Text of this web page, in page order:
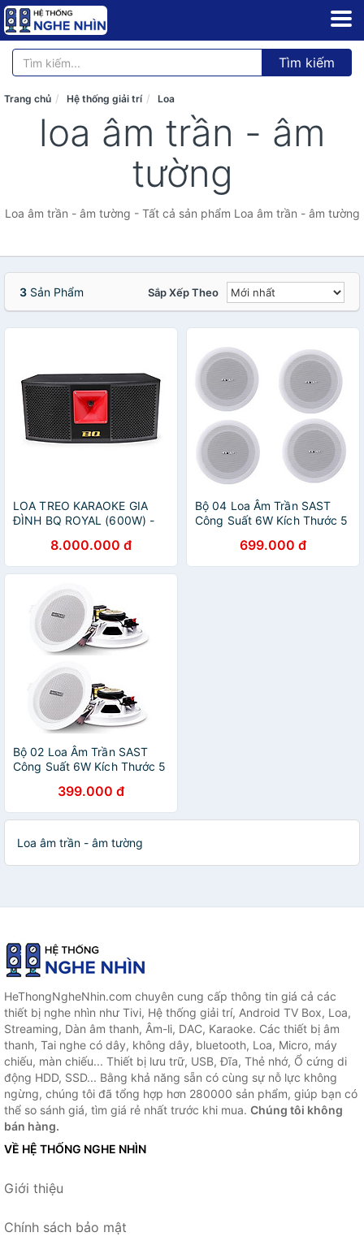
Tìm kiếm
Trang chủ Hệ thống giải trí Loa
loa âm trần - âm
tường
Loa âm trần - âm tường - Tất cả sản phẩm Loa âm trần - âm tường
3 Sản Phẩm Sắp Xếp Theo
LOA TREO KARAOKE GIA
ĐÌNH BQ ROYAL (600W) -
8.000.000 đ
Bộ 04 Loa Âm Trần SAST
Công Suất 6W Kích Thước 5
Hàng Nhập Khẩu
699.000 đ
Bộ 02 Loa Âm Trần SAST
Công Suất 6W Kích Thước 5
Hàng Nhập Khẩu
399.000 đ
Loa âm trần - âm tường
HeThongNgheNhin.com chuyên cung cấp thông tin giá cả các
thiết bị nghe nhìn như Tivi, Hệ thống giải trí, Android TV Box, Loa,
Streaming, Dàn âm thanh, Âm-li, DAC, Karaoke. Các thiết bị âm
thanh, Tai nghe có dây, không dây, bluetooth, Loa, Micro, máy
chiếu, màn chiếu... Thiết bị lưu trữ, USB, Đĩa, Thẻ nhớ, Ổ cứng di
động HDD, SSD... Bằng khả năng sẵn có cùng sự nỗ lực không
ngừng, chúng tôi đã tổng hợp hơn 280000 sản phẩm, giúp bạn có
thể so sánh giá, tìm giá rẻ nhất trước khi mua. Chúng tôi không
bán hàng.
VỀ HỆ THỐNG NGHE NHÌN
Giới thiệu
Chính sách bảo mật